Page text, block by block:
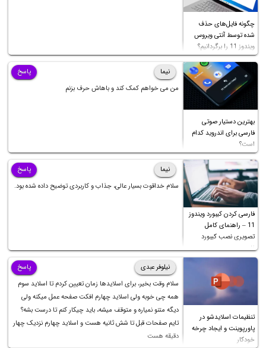
چگونه فایل‌های حذف
شده توسط آنتی ویروس
ویندوز 11 را برگردانیم؟
بهترین دستیار صوتی
فارسی برای اندروید کدام
است؟
نیما
من می خواهم کمک کند و باهاش حرف بزنم
پاسخ
فارسی کردن کیبورد ویندوز
11 – راهنمای کامل
تصویری نصب کیبورد
فارسی
نیما
سلام خداقوت بسیار عالی، جذاب و کاربردی توضیح داده شده بود.
پاسخ
تنظیمات اسلایدشو در
پاورپوینت و ایجاد چرخه
خودکار
نیلوفر عبدی
سلام وقت بخیر، برای اسلایدها زمان تعیین کردم تا اسلاید سوم
همه چی خوبه ولی اسلاید چهارم افکت صفحه عمل میکنه ولی
دیگه متنو نمیاره و متوقف میشه، باید چیکار کنم تا درست بشه؟
تایم صفحات قبل تا شش ثانیه هست و اسلاید چهارم نزدیک چهار
دقیقه هست
پاسخ